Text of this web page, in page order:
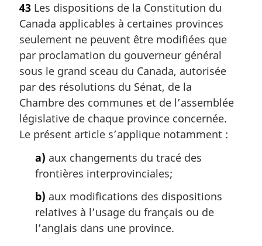
i
n
a
e
:
t
e
m
a
r
g
i
n
a
l
e
43 Les dispositions de la Constitution du
Canada applicables à certaines provinces
seulement ne peuvent être modifiées que
par proclamation du gouverneur général
sous le grand sceau du Canada, autorisée
par des résolutions du Sénat, de la
Chambre des communes et de l’assemblée
législative de chaque province concernée.
Le présent article s’applique notamment :
a) aux changements du tracé des
frontières interprovinciales;
b) aux modifications des dispositions
relatives à l’usage du français ou de
l’anglais dans une province.